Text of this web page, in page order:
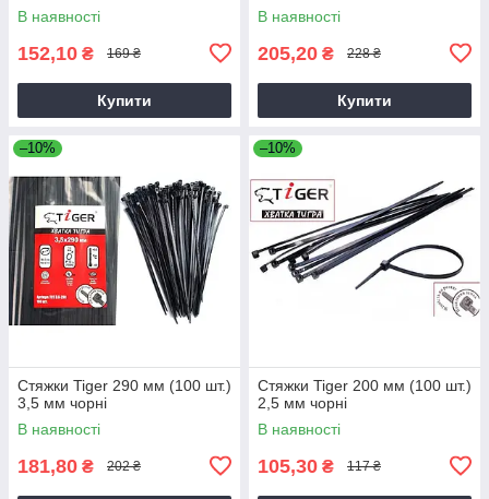
В наявності
152,10 ₴ 169 ₴
Купити
В наявності
205,20 ₴ 228 ₴
Купити
–10%
Стяжки Tiger 290 мм (100 шт.)
3,5 мм чорні
В наявності
181,80 ₴ 202 ₴
–10%
Стяжки Tiger 200 мм (100 шт.)
2,5 мм чорні
В наявності
105,30 ₴ 117 ₴